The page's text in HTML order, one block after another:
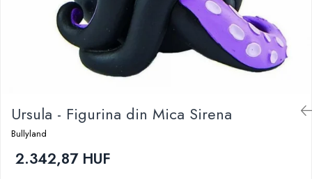
Kinetikus homok
Interaktív játékok
Gyerek projektorok
Zenei eszközök gyerekeknek
Mesemondás
Gyerekkonyhák
Gyerek munkapadok
Ajándékok 8 éves gyerekeknek
Ajándékok 9 éves gyerekeknek
Ajándékok 10 éves gyerekeknek
Ajándékok 11 éves gyerekeknek
Ursula - Figurina din Mica Sirena
Bullyland
2.342,87 HUF